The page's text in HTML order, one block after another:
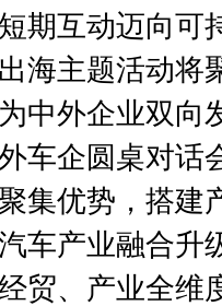
期互动迈向可
海主题活动将
中外企业双向
车企圆桌对话
集优势，搭建
车产业融合升
贸、产业全维